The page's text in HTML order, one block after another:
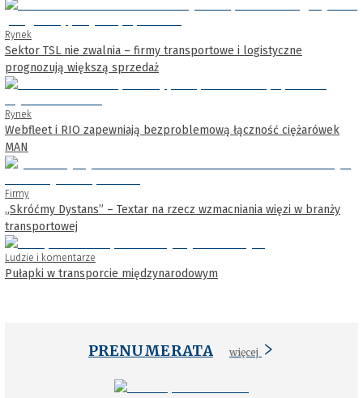
Rynek
Sektor TSL nie zwalnia – firmy transportowe i logistyczne
prognozują większą sprzedaż
Rynek
Webfleet i RIO zapewniają bezproblemową łączność ciężarówek
MAN
Firmy
„Skróćmy Dystans” – Textar na rzecz wzmacniania więzi w branży
transportowej
Ludzie i komentarze
Pułapki w transporcie międzynarodowym
PRENUMERATA więcej